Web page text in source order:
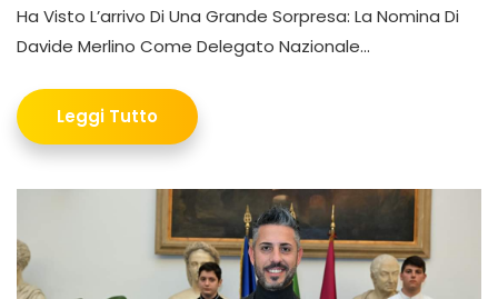
Ha Visto L’arrivo Di Una Grande Sorpresa: La Nomina Di
Davide Merlino Come Delegato Nazionale...
Leggi Tutto